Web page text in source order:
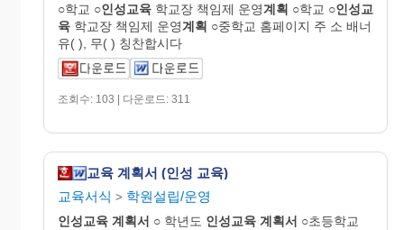
○학교 ○인성교육 학교장 책임제 운영계획 ○학교 ○인성교
육 학교장 책임제 운영계획 ○중학교 홈페이지 주 소 배너
유( ), 무( ) 칭찬합시다
조회수: 103 | 다운로드: 311
교육 계획서 (인성 교육)
교육서식 > 학원설립/운영
인성교육 계획서 ○ 학년도 인성교육 계획서 ○초등학교